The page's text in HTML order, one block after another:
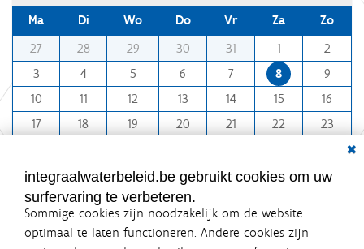
e
d
a
l
p
a
o
-
Ma Di Wo Do Vr Za
Zo
27
28 29 30 31 1
2
3
4 5 6 7 8
9
10
11 12 13 14 15
16
17
18 19 20 21 22
23
31
1 2 3 4 5 6
integraalwaterbeleid.be gebruikt cookies om uw
surfervaring te verbeteren.
Sommige cookies zijn noodzakelijk om de website
optimaal te laten functioneren. Andere cookies zijn